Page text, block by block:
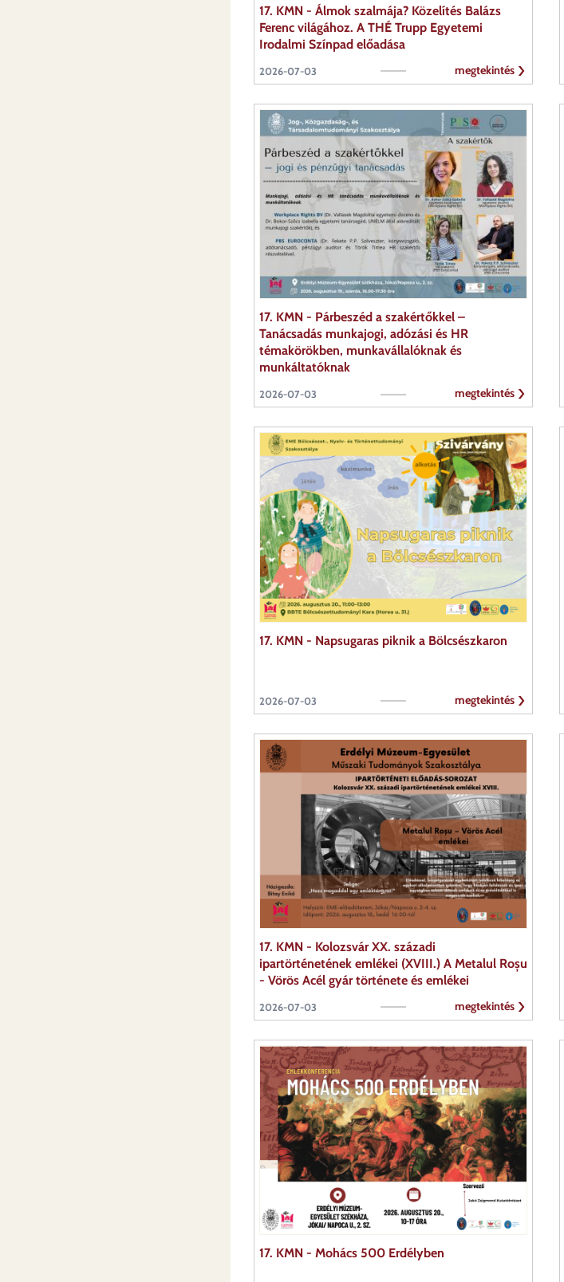
17. KMN - Álmok szalmája? Közelítés Balázs
Ferenc világához. A THÉ Trupp Egyetemi
Irodalmi Színpad előadása
2026-07-03 megtekintés
17. KMN - Párbeszéd a szakértőkkel –
Tanácsadás munkajogi, adózási és HR
témakörökben, munkavállalóknak és
munkáltatóknak
2026-07-03 megtekintés
17. KMN - Napsugaras piknik a Bölcsészkaron
2026-07-03 megtekintés
17. KMN - Kolozsvár XX. századi
ipartörténetének emlékei (XVIII.) A Metalul Roșu
- Vörös Acél gyár története és emlékei
2026-07-03 megtekintés
17. KMN - Mohács 500 Erdélyben